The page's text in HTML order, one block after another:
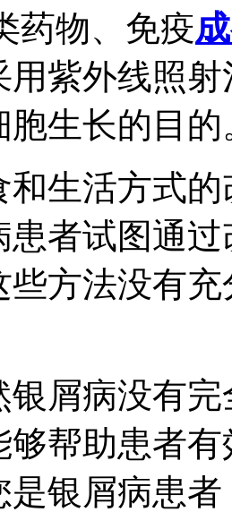
药物、免疫
用紫外线照
胞生长的目
和生活方式
患者试图通
些方法没有
银屑病没有
够帮助患者
是银屑病患